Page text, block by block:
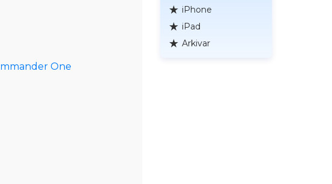
One
iPhone
iPad
Arkivar